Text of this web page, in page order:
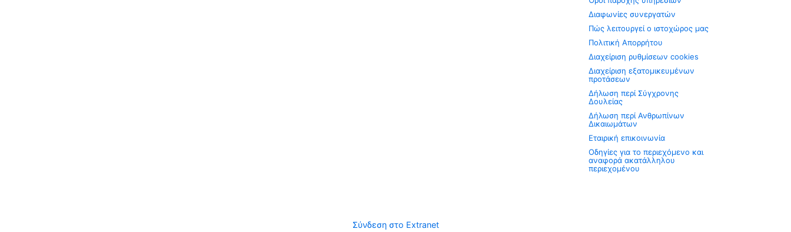
Διαφωνίες συνεργατών
Πώς λειτουργεί ο ιστοχώρος μας
Πολιτική Απορρήτου
Διαχείριση ρυθμίσεων cookies
Διαχείριση εξατομικευμένων
προτάσεων
Δήλωση περί Σύγχρονης
Δουλείας
Δήλωση περί Ανθρωπίνων
Δικαιωμάτων
Εταιρική επικοινωνία
Οδηγίες για το περιεχόμενο και
αναφορά ακατάλληλου
περιεχομένου
Σύνδεση στο Extranet